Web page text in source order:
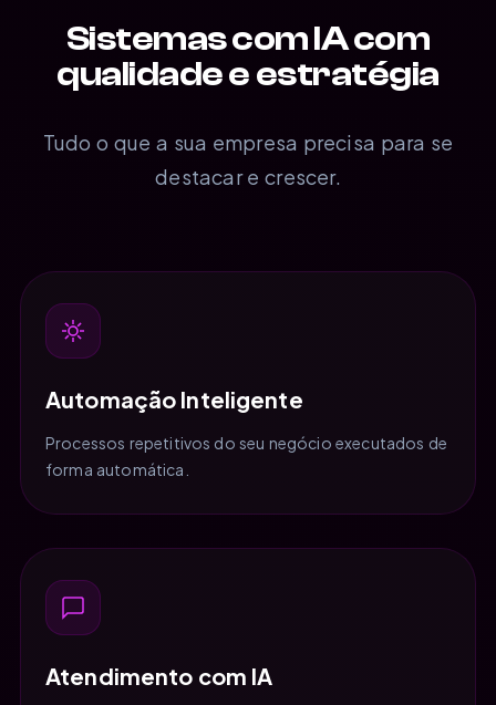
Sistemas com IA com
qualidade e estratégia
Tudo o que a sua empresa precisa para se
destacar e crescer.
Automação Inteligente
Processos repetitivos do seu negócio executados de
forma automática.
Atendimento com IA